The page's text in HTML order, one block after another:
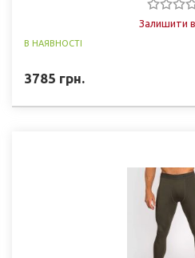
Залишити
В НАЯВНОСТІ
3785 грн.